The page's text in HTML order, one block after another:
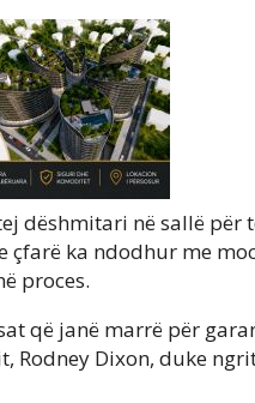
dëshmitari në sallë për
çfarë ka ndodhur me
proces.
që janë marrë për
Rodney Dixon, duke